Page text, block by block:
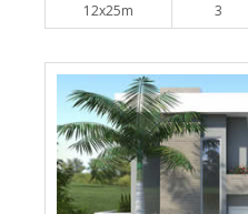
12x25m 3